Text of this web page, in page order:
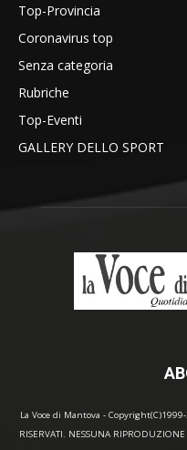
Top-Provincia
Coronavirus top
Senza categoria
Rubriche
Top-Eventi
GALLERY DELLO SPORT
La Voce di Mantova -
RISERVATI. NESSUNA